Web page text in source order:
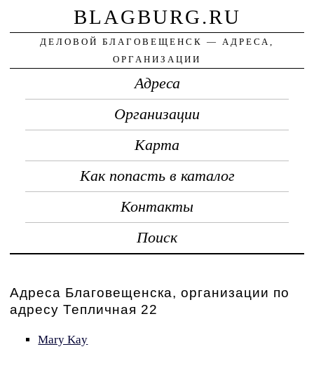
BLAGBURG.RU
ДЕЛОВОЙ БЛАГОВЕЩЕНСК — АДРЕСА,
ОРГАНИЗАЦИИ
Адреса
Организации
Карта
Как попасть в каталог
Контакты
Поиск
Адреса Благовещенска, организации по
адресу Тепличная 22
Mary Kay